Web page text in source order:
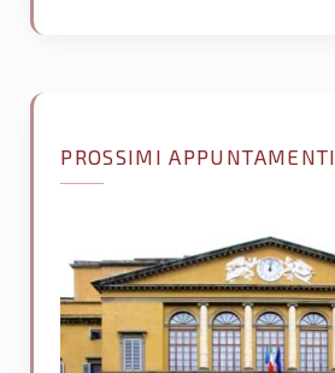
PROSSIMI APPUNTAMENTI